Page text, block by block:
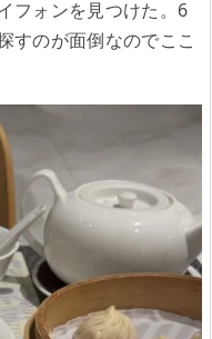
フォンを見つけた。6
すのが面倒なのでここ